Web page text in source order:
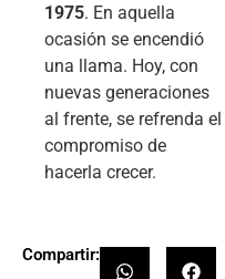
1975. En aquella
ocasión se encendió
una llama. Hoy, con
nuevas generaciones
al frente, se refrenda el
compromiso de
hacerla crecer.
Compartir: